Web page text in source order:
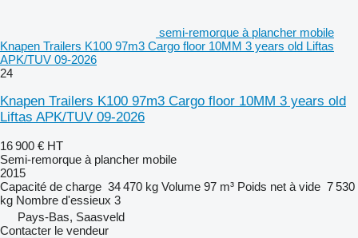
semi-remorque à plancher mobile
Knapen Trailers K100 97m3 Cargo floor 10MM 3 years old Liftas
APK/TUV 09-2026
24
Knapen Trailers K100 97m3 Cargo floor 10MM 3 years old
Liftas APK/TUV 09-2026
16 900 € HT
Semi-remorque à plancher mobile
2015
Capacité de charge 34 470 kg Volume 97 m³ Poids net à vide 7 530
kg Nombre d'essieux 3
Pays-Bas, Saasveld
Contacter le vendeur